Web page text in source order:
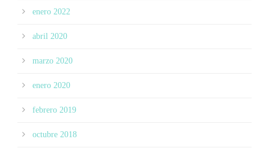
enero 2022
abril 2020
marzo 2020
enero 2020
febrero 2019
octubre 2018